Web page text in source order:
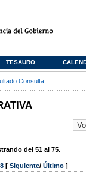
TESAURO
Consulta
del 51 al 75.
8 [ Siguiente/ Último ]